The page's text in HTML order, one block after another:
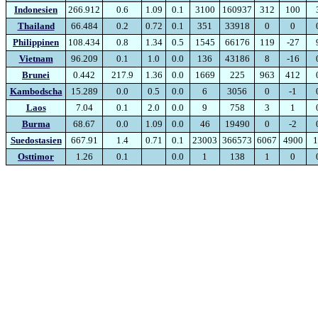
Indonesien
266.912 0.6 1.09 0.1 3100 160937 312 100
Thailand
66.484 0.2 0.72 0.1 351 33918 0 0
Philippinen
108.434 0.8 1.34 0.5 1545 66176 119 -27
Vietnam
96.209 0.1 1.0 0.0 136 43186 8 -16
Brunei
0.442 217.9 1.36 0.0 1669 225 963 412
Kambodscha
15.289 0.0 0.5 0.0 6 3056 0 -1
Laos
7.04 0.1 2.0 0.0 9 758 3 1
Burma
68.67 0.0 1.09 0.0 46 19490 0 -2
Suedostasien
667.91 1.4 0.71 0.1 23003 366573 6067 4900
Osttimor
1.26 0.1 0.0 1 138 1 0